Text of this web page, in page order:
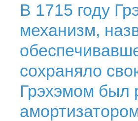
В 1715 году
механизм,
сохраняло
Грэхэмом был